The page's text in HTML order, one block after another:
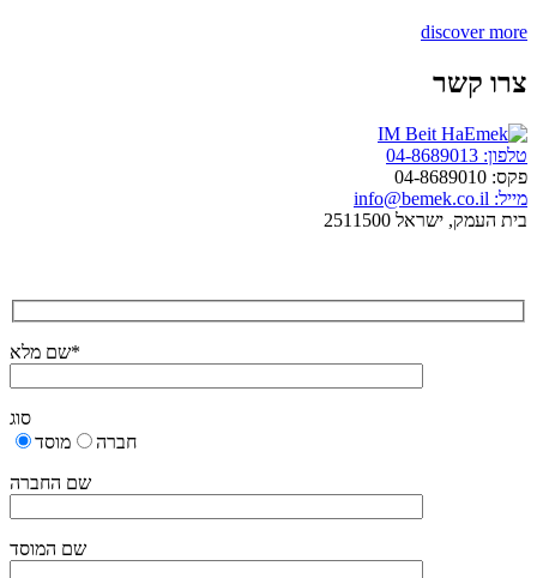
discover more
צרו קשר
טלפון: 04-8689013
פקס: 04-8689010
מייל: info@bemek.co.il
בית העמק, ישראל 2511500
שם מלא*
סוג
חברה
מוסד
שם החברה
שם המוסד